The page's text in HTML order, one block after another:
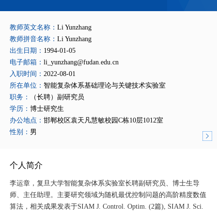
教师英文名称： Li Yunzhang
教师拼音名称： Li Yunzhang
出生日期： 1994-01-05
电子邮箱： li_yunzhang@fudan.edu.cn
入职时间： 2022-08-01
所在单位： 智能复杂体系基础理论与关键技术实验室
职务：
（长聘）副研究员
学历： 博士研究生
办公地点： 邯郸校区袁天凡慧敏校园C栋10层1012室
性别： 男
个人简介
李运章，复旦大学智能复杂体系实验室长聘副研究员、博士生导
师、主任助理。主要研究领域为随机最优控制问题的高阶精度数值
算法，相关成果发表于SIAM J. Control. Optim. (2篇), SIAM J. Sci.